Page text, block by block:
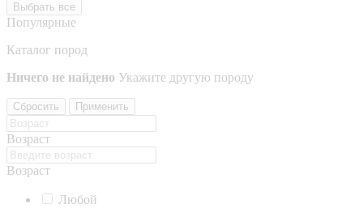
Выбрать все
Популярные
Каталог пород
Ничего не найдено Укажите другую породу
Сбросить Применить
Возраст
Возраст
Любой